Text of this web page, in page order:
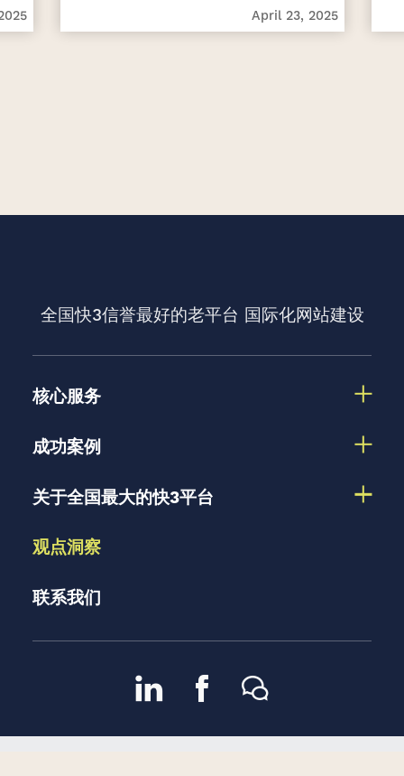
April 23, 2025
全国快3信誉最好的老平台 国际化网站建设
核心服务
成功案例
关于全国最大的快3平台
观点洞察
联系我们